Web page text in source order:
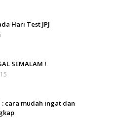
Hari Test JPJ
SEMALAM !
: cara mudah ingat dan